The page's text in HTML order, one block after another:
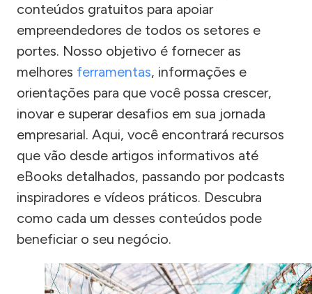
conteúdos gratuitos para apoiar
empreendedores de todos os setores e
portes. Nosso objetivo é fornecer as
melhores ferramentas, informações e
orientações para que você possa crescer,
inovar e superar desafios em sua jornada
empresarial. Aqui, você encontrará recursos
que vão desde artigos informativos até
eBooks detalhados, passando por podcasts
inspiradores e vídeos práticos. Descubra
como cada um desses conteúdos pode
beneficiar o seu negócio.